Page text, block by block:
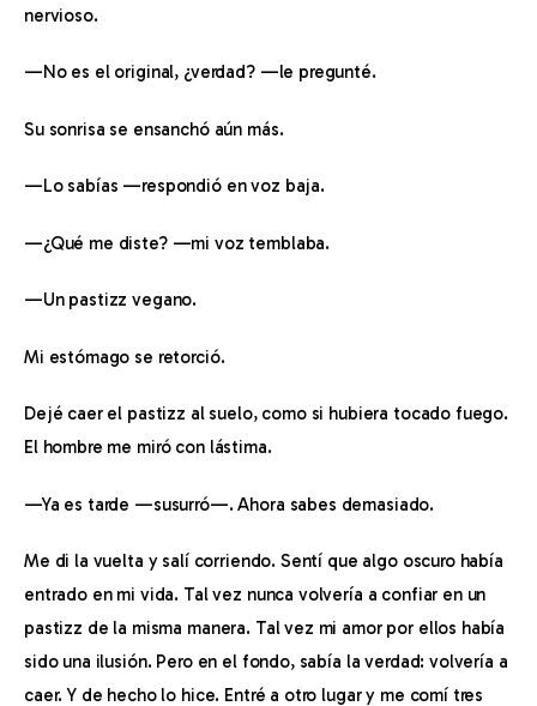
nervioso.
—No es el original, ¿verdad? —le pregunté.
Su sonrisa se ensanchó aún más.
—Lo sabías —respondió en voz baja.
—¿Qué me diste? —mi voz temblaba.
—Un pastizz vegano.
Mi estómago se retorció.
Dejé caer el pastizz al suelo, como si hubiera tocado fuego.
El hombre me miró con lástima.
—Ya es tarde —susurró—. Ahora sabes demasiado.
Me di la vuelta y salí corriendo. Sentí que algo oscuro había
entrado en mi vida. Tal vez nunca volvería a confiar en un
pastizz de la misma manera. Tal vez mi amor por ellos había
sido una ilusión. Pero en el fondo, sabía la verdad: volvería a
caer. Y de hecho lo hice. Entré a otro lugar y me comí tres